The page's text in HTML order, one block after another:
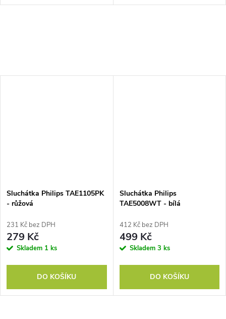
Sluchátka Philips TAE1105PK
- růžová
231 Kč bez DPH
279 Kč
Skladem 1 ks
DO KOŠÍKU
Sluchátka Philips
TAE5008WT - bílá
412 Kč bez DPH
499 Kč
Skladem 3 ks
DO KOŠÍKU